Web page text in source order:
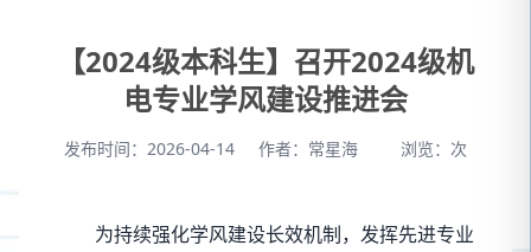
【2024级本科生】召开2024级机
电专业学风建设推进会
发布时间：2026-04-14 作者：常星海 浏览： 次
为持续强化学风建设长效机制，发挥先进专业